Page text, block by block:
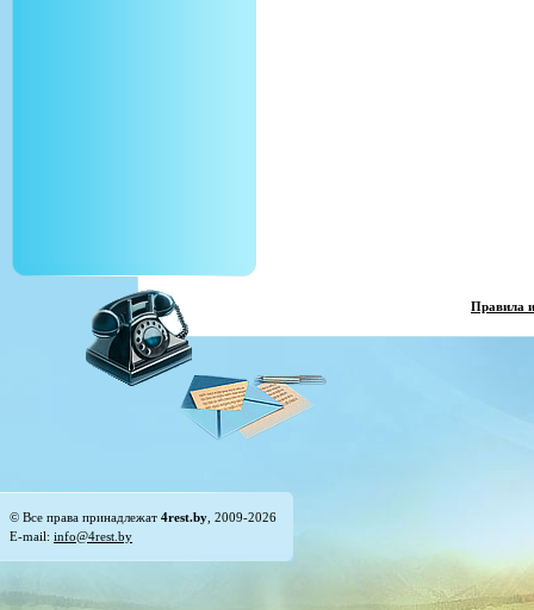
Правила
© Все права принадлежат 4rest.by , 2009-2026
E-mail: info@4rest.by